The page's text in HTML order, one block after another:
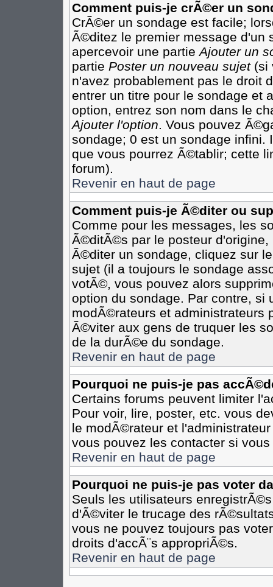
Comment puis-je crÃ©er un
CrÃ©er un sondage est facile;
Ã©ditez le premier message d'un
apercevoir une partieAjouter un
partie Poster un nouveau sujet(si
n'avez probablement pas le droit
entrer un titre pour le sondage et
option, entrez son nom dans le
Ajouter l'option. Vous pouvez
sondage; 0 est un sondage infini.
que vous pourrez Ã©tablir; cette
forum).
Revenir en haut de page
Comment puis-je Ã©diter ou
Comme pour les messages, les
Ã©ditÃ©s par le posteur
Ã©diter un sondage, cliquez sur
sujet (il a toujours le sondage
votÃ©, vous pouvez alors
option du sondage. Par contre,
modÃ©rateurs et administrateurs
Ã©viter aux gens de truquer les
de la durÃ©e du sondage.
Revenir en haut de page
Pourquoi ne puis-je pas
Certains forums peuvent limiter
Pour voir, lire, poster, etc. vous
le modÃ©rateur et
vous pouvez les contacter si
Revenir en haut de page
Pourquoi ne puis-je pas voter
Seuls les utilisateurs
d'Ã©viter le trucage des
vous ne pouvez toujours pas
droits d'accÃ¨s appropriÃ©s.
Revenir en haut de page